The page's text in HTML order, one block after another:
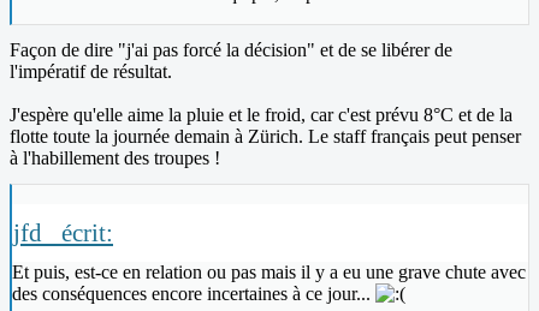
Façon de dire "j'ai pas forcé la décision" et de se libérer de
l'impératif de résultat.
J'espère qu'elle aime la pluie et le froid, car c'est prévu 8°C et de la
flotte toute la journée demain à Zürich. Le staff français peut penser
à l'habillement des troupes !
jfd_ écrit:
Et puis, est-ce en relation ou pas mais il y a eu une grave chute avec
des conséquences encore incertaines à ce jour...